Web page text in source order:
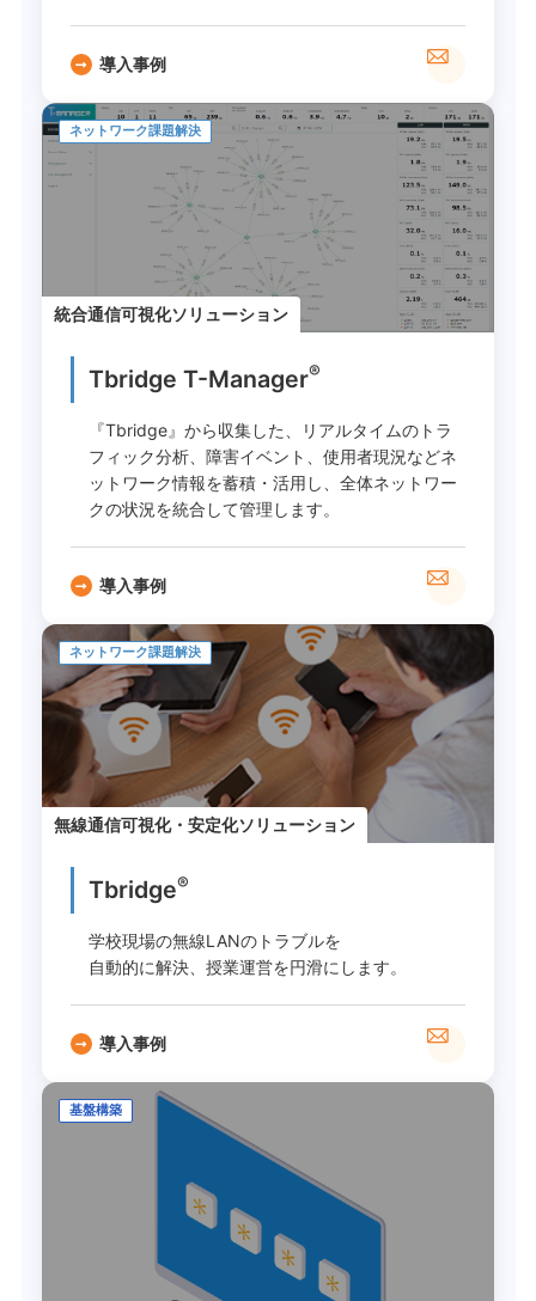
導入事例
ネットワーク課題解決
統合通信可視化ソリューション
Tbridge T-Manager®
『Tbridge』から収集した、リアルタイムのトラ
フィック分析、障害イベント、使用者現況などネ
ットワーク情報を蓄積・活用し、全体ネットワー
クの状況を統合して管理します。
導入事例
ネットワーク課題解決
無線通信可視化・安定化ソリューション
Tbridge®
学校現場の無線LANのトラブルを
自動的に解決、授業運営を円滑にします。
導入事例
基盤構築